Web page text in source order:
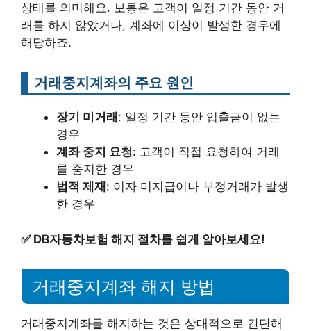
상태를 의미해요. 보통은 고객이 일정 기간 동안 거
래를 하지 않았거나, 계좌에 이상이 발생한 경우에
해당하죠.
거래중지계좌의 주요 원인
장기 미거래 : 일정 기간 동안 입출금이 없는
경우
계좌 중지 요청: 고객이 직접 요청하여 거래
를 중지한 경우
법적 제재 : 이자 미지급이나 부정거래가 발생
한 경우
✅ DB자동차보험 해지 절차를 쉽게 알아보세요!
거래중지계좌 해지 방법
거래중지계좌를 해지하는 것은 상대적으로 간단해